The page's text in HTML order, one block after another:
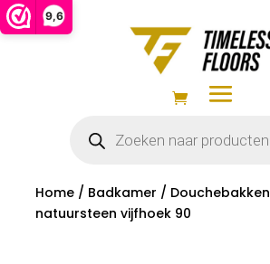
9,6
zoeken
Home/ Badkamer / Douchebakken
natuursteen vijfhoek 90